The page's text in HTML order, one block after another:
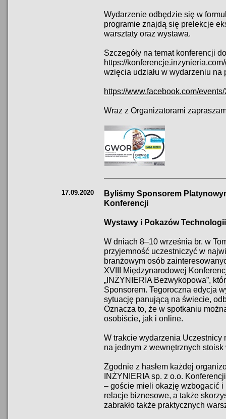
Wydarzenie odbędzie się w
programie znajdą się prelekcje
warsztaty oraz wystawa.
Szczegóły na temat konferencji
https://
wzięcia udziału w wydarzeniu na
https://www.facebook.com/
Wraz z Organizatorami
17.09.2020
Byliśmy Sponsorem
Konferencji
Wystawy i Pokazów
W dniach 8–10 września br. w
przyjemność uczestniczyć w
branżowym osób
XVIII Międzynarodowej
„INŻYNIERIA Bezwykopowa”,
Sponsorem. Tegoroczna edycja
sytuację panującą na świecie,
Oznacza to, że w spotkaniu
osobiście, jak i online.
W trakcie wydarzenia
na jednym z wewnętrznych
Zgodnie z hasłem każdej
INŻYNIERIA sp. z o.o.
– goście mieli okazję wzbogacić
relacje biznesowe, a także
zabrakło także praktycznych